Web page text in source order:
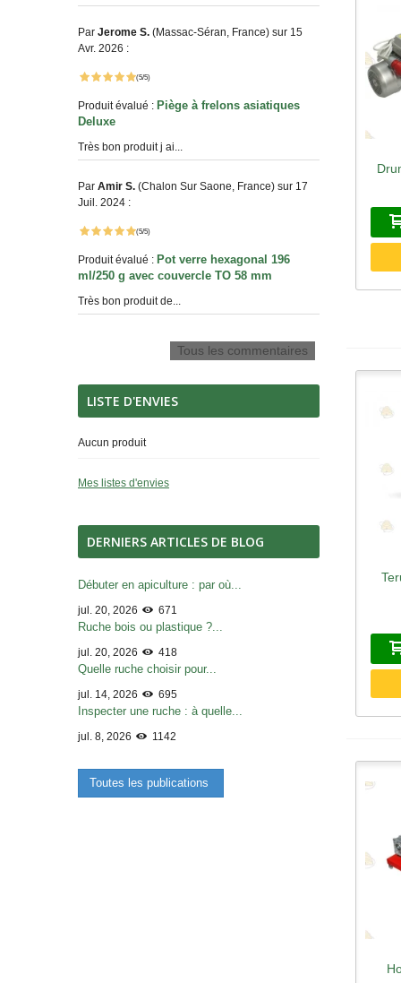
Par Jerome S. (Massac-Séran, France) sur 15
Avr. 2026 :
(5/5)
Produit évalué : Piège à frelons asiatiques
Deluxe
Très bon produit j ai...
Par Amir S. (Chalon Sur Saone, France) sur 17
Juil. 2024 :
(5/5)
Produit évalué : Pot verre hexagonal 196
ml/250 g avec couvercle TO 58 mm
Très bon produit de...
Tous les commentaires
LISTE D'ENVIES
Aucun produit
Mes listes d'envies
DERNIERS ARTICLES DE BLOG
Débuter en apiculture : par où...
jul. 20, 2026 671
Ruche bois ou plastique ?...
jul. 20, 2026 418
Quelle ruche choisir pour...
jul. 14, 2026 695
Inspecter une ruche : à quelle...
jul. 8, 2026 1142
Toutes les publications